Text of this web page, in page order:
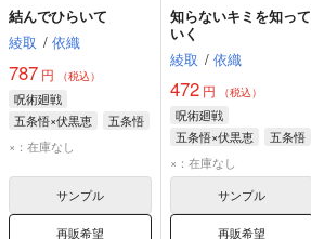
結んでひらいて
綾取 / 依織
787 円 （税込）
呪術廻戦
五条悟×伏黒恵
五条悟
伏黒恵
×：在庫なし
サンプル
再販希望
知らないキミを知って
いく
綾取 / 依織
472 円 （税込）
呪術廻戦
五条悟×伏黒恵
五条悟
伏黒恵
×：在庫なし
サンプル
再販希望